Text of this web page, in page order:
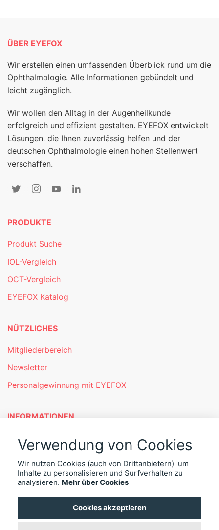
ÜBER EYEFOX
Wir erstellen einen umfassenden Überblick rund um die
Ophthalmologie. Alle Informationen gebündelt und
leicht zugänglich.
Wir wollen den Alltag in der Augenheilkunde
erfolgreich und effizient gestalten. EYEFOX entwickelt
Lösungen, die Ihnen zuverlässig helfen und der
deutschen Ophthalmologie einen hohen Stellenwert
verschaffen.
PRODUKTE
Produkt Suche
IOL-Vergleich
OCT-Vergleich
EYEFOX Katalog
NÜTZLICHES
Mitgliederbereich
Newsletter
Personalgewinnung mit EYEFOX
INFORMATIONEN
Was ist EYEFOX – Ihre Möglichkeiten
Kontakt
Verwendung von Cookies
Wir nutzen Cookies (auch von Drittanbietern), um
Inhalte zu personalisieren und Surfverhalten zu
analysieren. Mehr über Cookies
Cookies akzeptieren